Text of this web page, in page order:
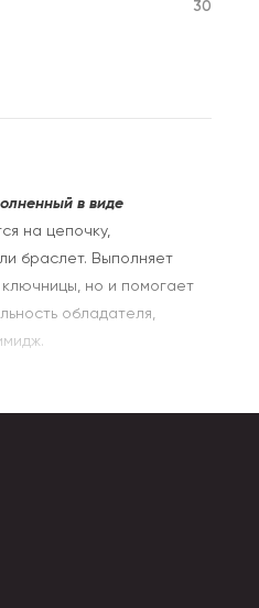
30
в виде
на цепочку,
браслет. Выполняет
ключницы, но и помогает
обладателя,
небольшого размера и
леска или крепкий
служат маленькие
Мягкие брелоки для
больший размер. Ими